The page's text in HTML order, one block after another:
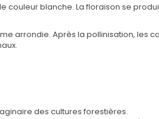
couleur blanche. La floraison se
arrondie. Après la pollinisation, les
des cultures forestières.